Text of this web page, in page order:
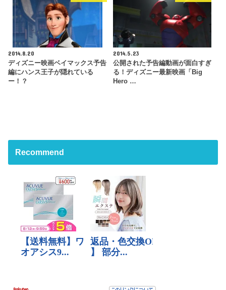
2014.8.20
ディズニー映画ベイマックス予告
編にハンス王子が隠れている
ー！？
2014.5.23
公開された予告編動画が面白すぎ
る！ディズニー最新映画「Big
Hero …
Recommend